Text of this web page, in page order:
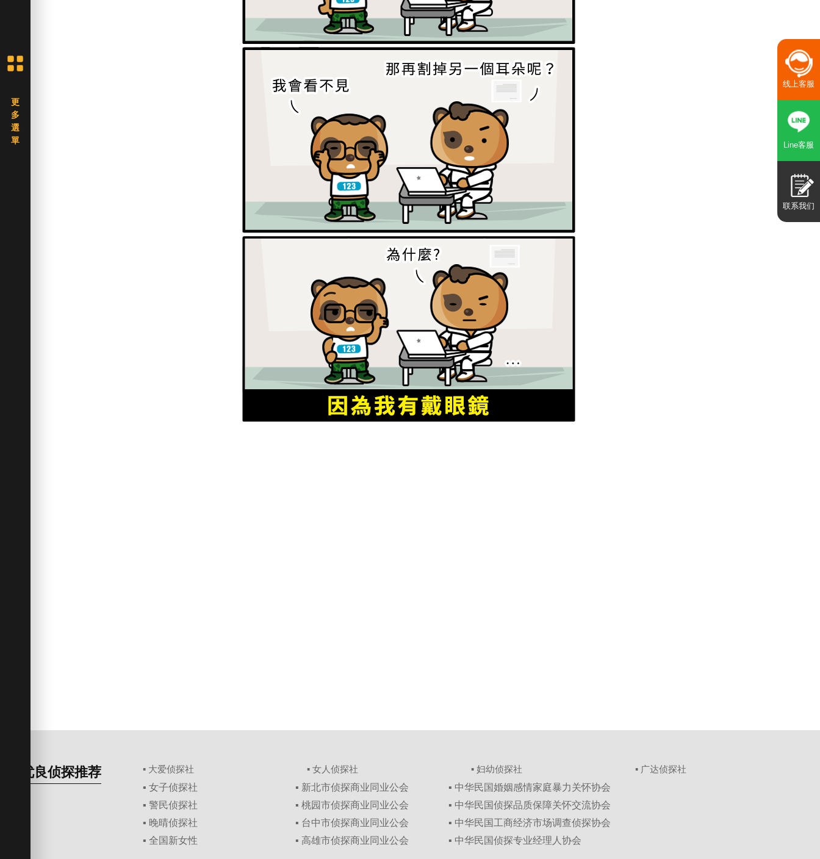
优良侦探推荐 ▪ 大爱侦探社 ▪ 女人侦探社 ▪ 妇幼侦探社 ▪ 广达侦探社
▪ 女子侦探社
▪ 警民侦探社
▪ 晚晴侦探社
▪ 全国新女性
▪ 新北市侦探商业同业公会
▪ 桃园市侦探商业同业公会
▪ 台中市侦探商业同业公会
▪ 高雄市侦探商业同业公会
▪ 中华民国婚姻感情家庭暴力关怀协会
▪ 中华民国侦探品质保障关怀交流协会
▪ 中华民国工商经济市场调查侦探协会
▪ 中华民国侦探专业经理人协会
线上客服
Line客服
联系我们